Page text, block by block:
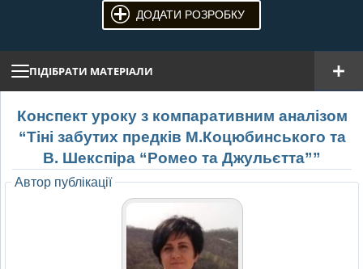
ДОДАТИ РОЗРОБКУ
ПІДІБРАТИ МАТЕРІАЛИ
Конспект уроку з компаративним аналізом
“Тіні забутих предків М.Коцюбинського та
В. Шекспіра “Ромео та Джульєтта””
Автор публікації